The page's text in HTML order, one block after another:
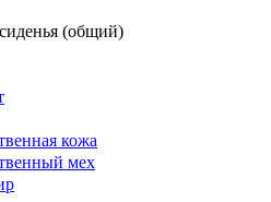
(общий)
кожа
мех